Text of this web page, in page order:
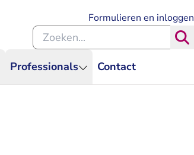
Professionals Contact
Formulieren en inloggen
Zoeken binnen de Rechtspraak